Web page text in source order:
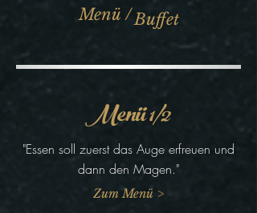
Buffet
Menü /
Menü 1/2
"Essen soll zuerst das Auge erfreuen und
dann den Magen."
Zum Menü >